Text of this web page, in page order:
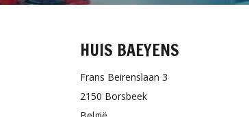
HUIS BAEYENS
Frans Beirenslaan 3
2150 Borsbeek